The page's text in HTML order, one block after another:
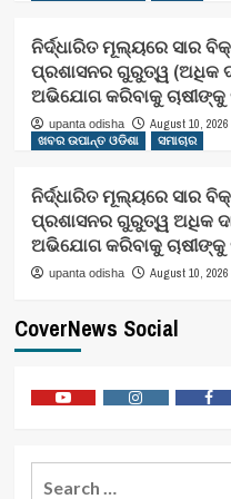
ନିର୍ଦ୍ଧାରିତ ମୂଲ୍ୟରେ ସାର
ପ୍ରଶାସନର ଗୁରୁତ୍ୱ (ଅଧିକ
ଅଭିଯୋଗ କରିବାକୁ ଚାଷୀଙ୍କୁ
upanta odisha
August 10, 2026
ଖବର ଉପାନ୍ତ ଓଡିଶା
ସମାଚାର
ନିର୍ଦ୍ଧାରିତ ମୂଲ୍ୟରେ ସାର
ପ୍ରଶାସନର ଗୁରୁତ୍ୱ ଅଧିକ
ଅଭିଯୋଗ କରିବାକୁ ଚାଷୀଙ୍କୁ
upanta odisha August 10, 2026
CoverNews Social